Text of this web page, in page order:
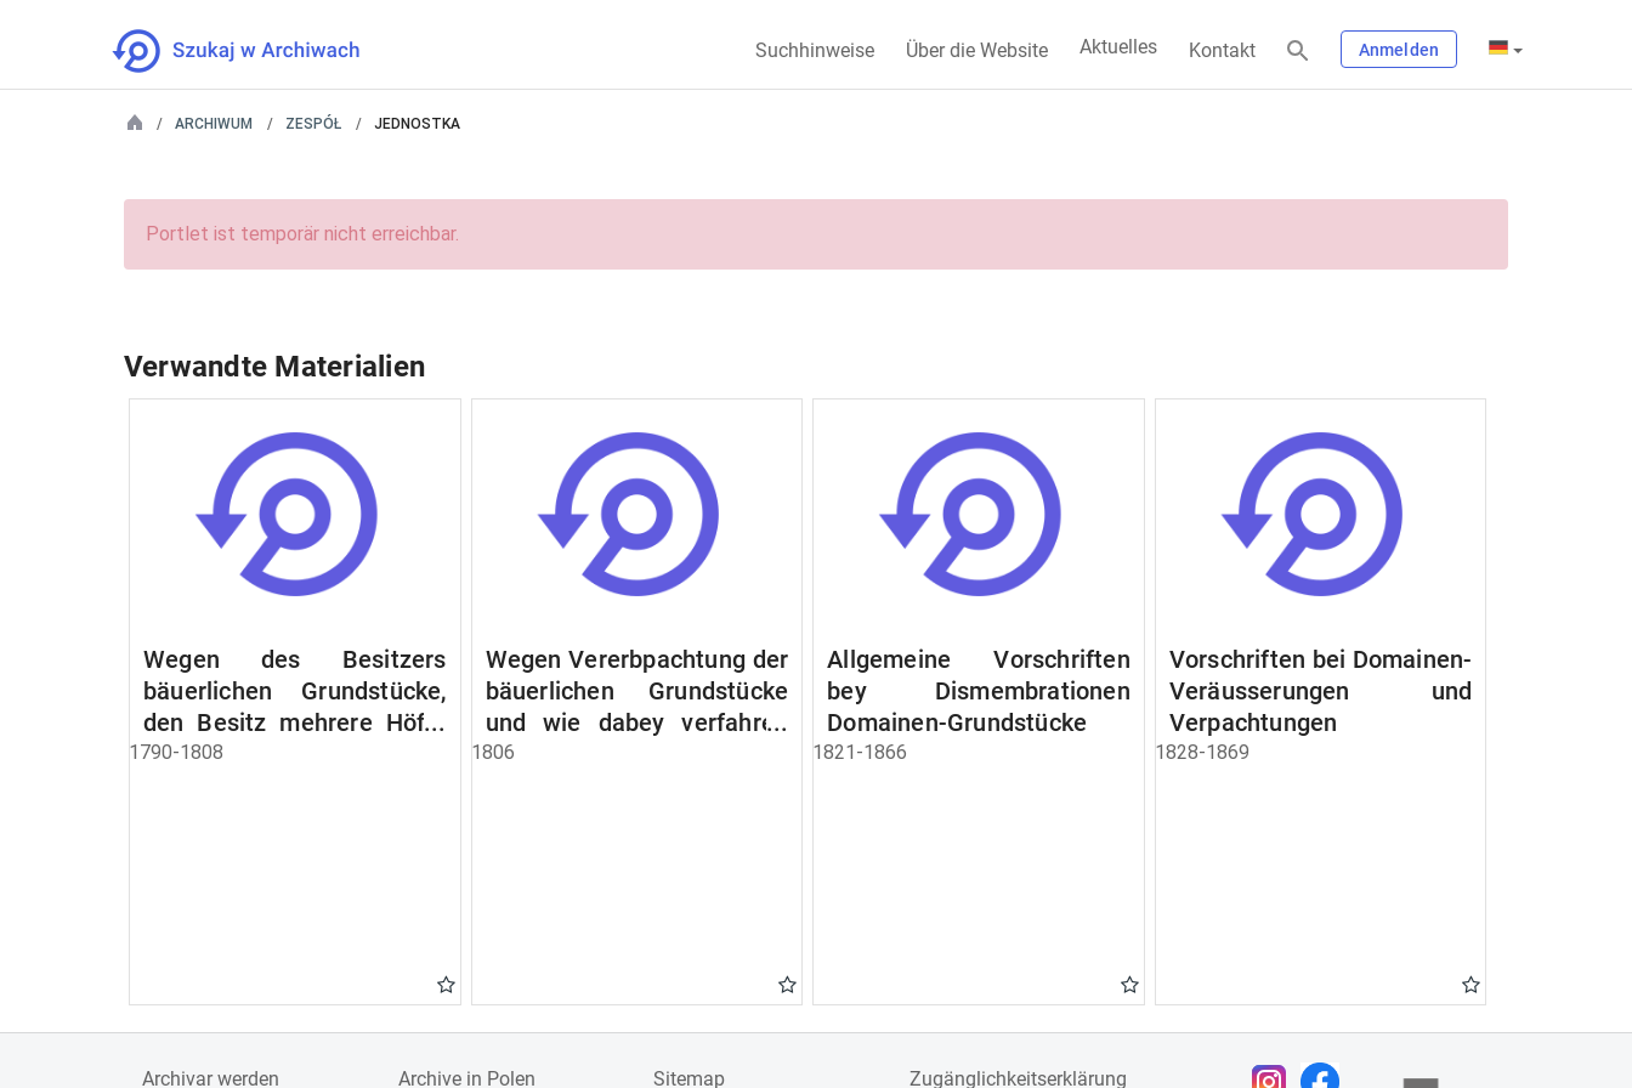
Suchhinweise Über die Website Aktuelles Kontakt Anmelden
ARCHIWUM ZESPÓŁ JEDNOSTKA
Portlet ist temporär nicht erreichbar.
Verwandte Materialien
Wegen des Besitzers
bäuerlichen Grundstücke,
den Besitz mehrere Höfe.
Instruction wegen der
1790-1808
Wegen Vererbpachtung der
bäuerlichen Grundstücke
und wie dabey verfahren
werden soll
1806
Allgemeine Vorschriften
bey Dismembrationen
Domainen-Grundstücke
1821-1866
Vorschriften bei Domainen-
Veräusserungen und
Verpachtungen
1828-1869
Archivar werden Archive in Polen Sitemap Zugänglichkeitserklärung